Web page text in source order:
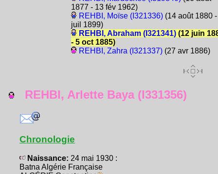
1877 - 13 fév 1962)
REHBI, Moïse (I321336)(14 août 1880 -
juil 1899)
REHBI, Abraham (I321341)(12 juin
- 5 oct 1885)
REHBI, Zahra (I321337)(27 avr 1886)
REHBI, Arlette Baya (I331356)
Chronologie
Naissance: 24 mai 1930 :
Batna Algérie Française